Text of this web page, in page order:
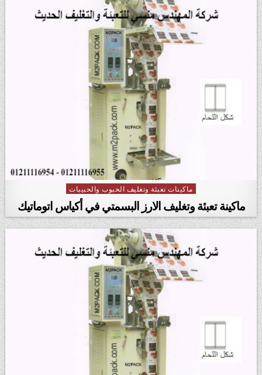
Posted in
ماكينات تعبئة وتغليف الحبوب والحبيبات
ماكينة تعبئة وتغليف الارز البسمتي في أكياس اتوماتيك